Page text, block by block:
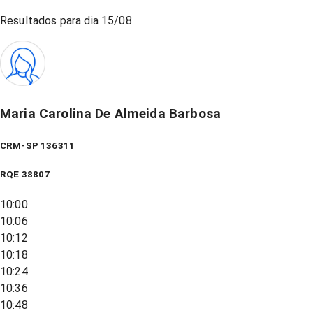
Resultados para dia 15/08
Maria Carolina De Almeida Barbosa
CRM-SP 136311
RQE 38807
10:00
10:06
10:12
10:18
10:24
10:36
10:48